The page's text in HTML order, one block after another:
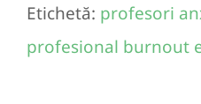
pentru
profesori
Etichetă: profesori
profesional burnout